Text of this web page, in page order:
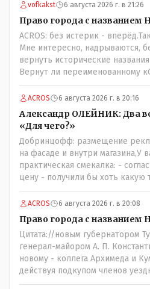
vofkakst 6 августа 2026 г. в 21:26
Право города с названием
ACROS: без истерик -
Мне интересно, надрываются,
вернуть исторические
Вернут ли переименованному
историческое имя? Ведь для
ономасты существуют)) Или тут
ACROS 6 августа 2026 г. в 20:16
Александр ОЛЕЙНИК: Два
«Для чего?»
Добринцофф: размещение
на фасаде и внутри магазина,У
практическая смекалка: -
цену - получили бы хоть какую
будущих депутатов, как
овцы хоть шерсти клок, тем
партийных денег.- думаю
бы.
ACROS 6 августа 2026 г. в 20:08
Право города с названием
Цитата://новым губернатором
генерал-майором А. П.
новому - коллега Архимеда и
действуя подкупом членов
о// Цитата://Последовала